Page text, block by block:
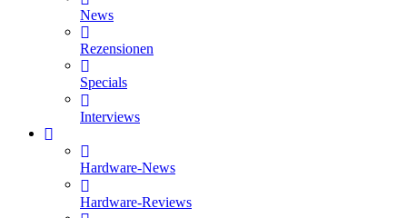
News
Rezensionen
Specials
Interviews
Hardware-News
Hardware-Reviews